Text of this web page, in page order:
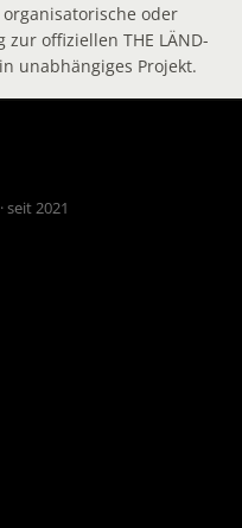
organisatorische oder
offiziellen THE LÄND-
unabhängiges Projekt.
seit 2021